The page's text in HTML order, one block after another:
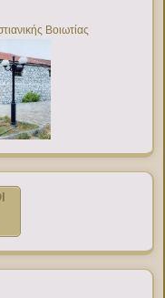
Βοιωτίας